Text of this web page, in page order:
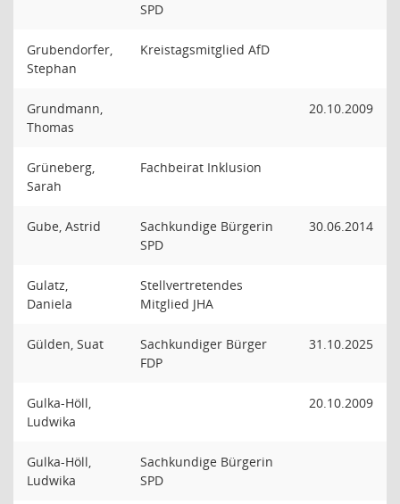
SPD
Grubendorfer,
Stephan
Kreistagsmitglied AfD
Grundmann,
Thomas
20.10.2009
Grüneberg,
Sarah
Fachbeirat Inklusion
Gube, Astrid
Sachkundige Bürgerin
SPD
30.06.2014
Gulatz,
Daniela
Stellvertretendes
Mitglied JHA
Gülden, Suat
Sachkundiger Bürger
FDP
31.10.2025
Gulka-Höll,
Ludwika
20.10.2009
Gulka-Höll,
Ludwika
Sachkundige Bürgerin
SPD